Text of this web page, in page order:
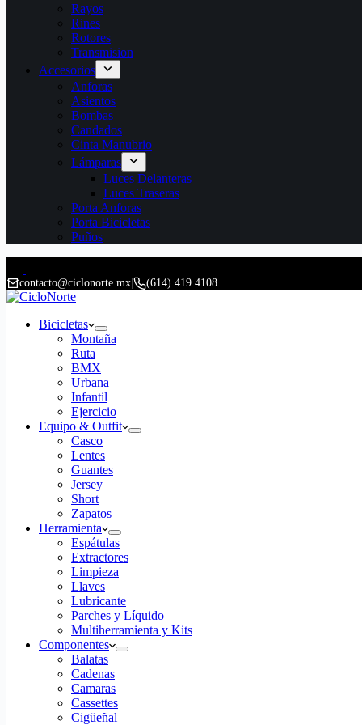
Rayos
Rines
Rotores
Transmision
Accesorios
Anforas
Asientos
Bombas
Candados
Cinta Manubrio
Lámparas
Luces Delanteras
Luces Traseras
Porta Anforas
Porta Bicicletas
Puños
contacto@ciclonorte.mx (614) 419 4108
Bicicletas
Montaña
Ruta
BMX
Urbana
Infantil
Ejercicio
Equipo & Outfit
Casco
Lentes
Guantes
Jersey
Short
Zapatos
Herramienta
Espátulas
Extractores
Limpieza
Llaves
Lubricante
Parches y Líquido
Multiherramienta y Kits
Componentes
Balatas
Cadenas
Camaras
Cassettes
Cigüeñal